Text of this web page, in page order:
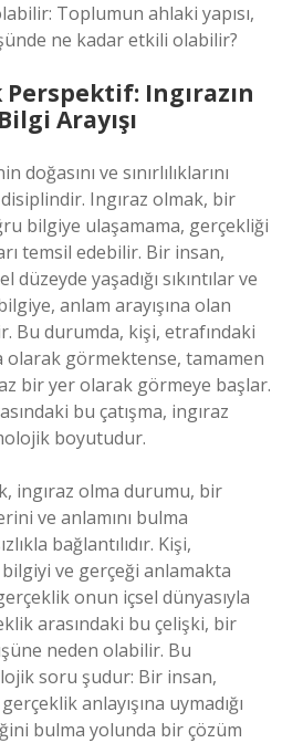
Toplumun ahlaki yapısı,
ne kadar etkili olabilir?
Ingırazın
Arayışı
doğasını ve sınırlılıklarını
Ingıraz olmak, bir
bilgiye ulaşamama, gerçekliği
temsil edebilir. Bir insan,
yaşadığı sıkıntılar ve
anlam arayışına olan
Bu durumda, kişi, etrafındaki
olarak görmektense, tamamen
bir yer olarak görmeye başlar.
bu çatışma, ingıraz
boyutudur.
ingıraz olma durumu, bir
ve anlamını bulma
bağlantılıdır. Kişi,
ve gerçeği anlamakta
onun içsel dünyasıyla
arasındaki bu çelişki, bir
neden olabilir. Bu
soru şudur: Bir insan,
anlayışına uymadığı
bulma yolunda bir çözüm